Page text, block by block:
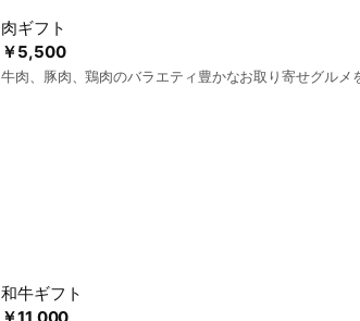
￥5,500
肉ギフト
牛肉、豚肉、鶏肉のバラエティ豊かなお取り寄せグルメ
和牛ギフト